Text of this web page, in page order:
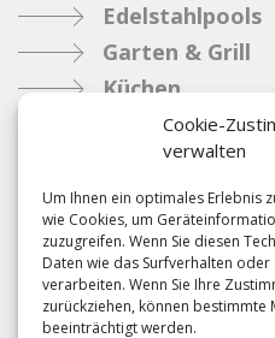
Cookie-
verwalten
Um Ihnen ein optimales Erlebnis
wie Cookies, um
zuzugreifen. Wenn Sie diesen
Daten wie das Surfverhalten
verarbeiten. Wenn Sie Ihre
zurückziehen, können bestimmte
beeinträchtigt werden.
Edelstahlpools
Garten & Grill
Küchen
Metallbau
Industrie
Referenzen
News
Samacostyle.ch